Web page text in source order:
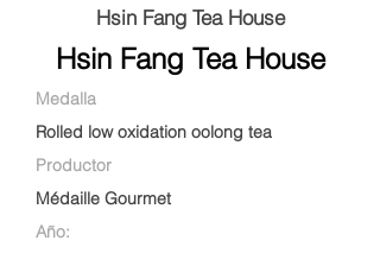
Hsin Fang Tea House
Hsin Fang Tea House
Medalla
Rolled low oxidation oolong tea
Productor
Médaille Gourmet
Año: